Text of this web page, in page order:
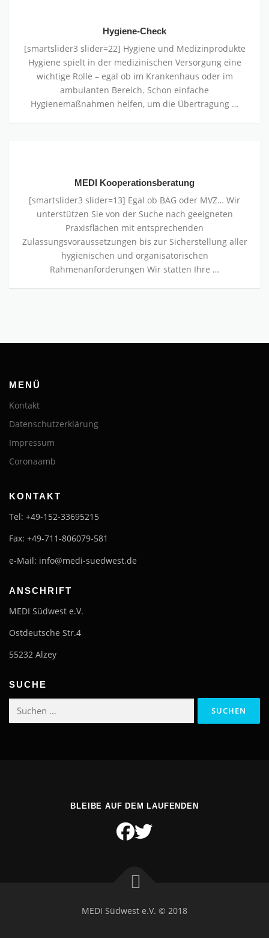
Hygiene-Check
[smartslider3 slider=22] Hygiene und Medizinprodukte
Hygiene spielt in der medizinischen Versorgung eine
wichtige Rolle – egal ob im Krankenhaus oder im
ambulanten Bereich. Schon einfache
Hygienemaßnahmen helfen, um die Übertragung …
MEDI Kooperationsberatung
[smartslider3 slider=13] Egal ob BAG oder MVZ… Wir
unterstützen Sie von der Suche nach geeigneten
Praxisﬂächen mit entsprechenden
Zulassungsvoraussetzungen bis zur Sicherstellung aller
hygienischen und organisatorischen
Rahmenanforderungen Wir statten Ihre …
MENÜ
Kontakt
Datenschutzerklärung
Impressum
Coronaamb
KONTAKT
Tel: +49-152-33695215
Fax: +49-711-806079-581
e-Mail: info@medi-suedwest.de
ANSCHRIFT
MEDI Südwest e.V.
Ostdeutsche Str.4
55232 Alzey
SUCHE
Suchen
BLEIBE AUF DEM LAUFENDEN
MEDI Südwest e.V. © 2018